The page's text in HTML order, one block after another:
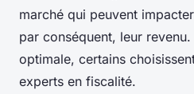
marché qui peuvent
par conséquent, leur
optimale, certains
experts en fiscalité.